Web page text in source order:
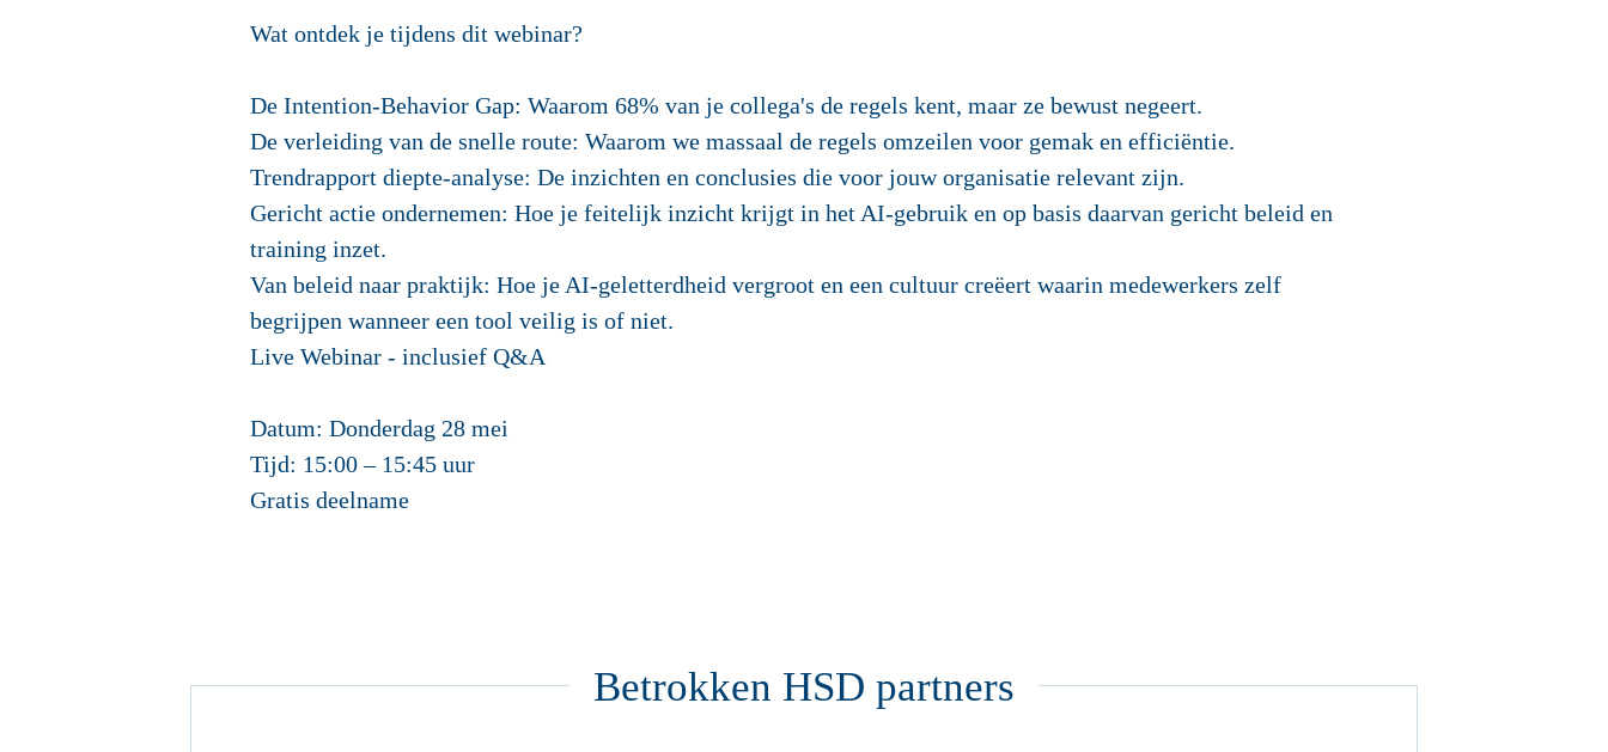
Wat ontdek je tijdens dit webinar?
De Intention-Behavior Gap: Waarom 68% van je collega's de regels kent, maar ze bewust negeert.
De verleiding van de snelle route: Waarom we massaal de regels omzeilen voor gemak en efficiëntie.
Trendrapport diepte-analyse: De inzichten en conclusies die voor jouw organisatie relevant zijn.
Gericht actie ondernemen: Hoe je feitelijk inzicht krijgt in het AI-gebruik en op basis daarvan gericht beleid en
training inzet.
Van beleid naar praktijk: Hoe je AI-geletterdheid vergroot en een cultuur creëert waarin medewerkers zelf
begrijpen wanneer een tool veilig is of niet.
Live Webinar - inclusief Q&A
Datum: Donderdag 28 mei
Tijd: 15:00 – 15:45 uur
Gratis deelname
Betrokken HSD partners